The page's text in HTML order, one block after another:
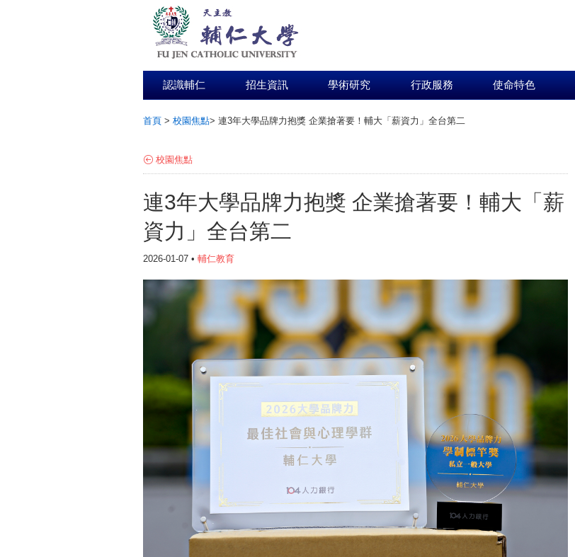
認識輔仁 招生資訊 學術研究 行政服務 使命特色
首頁 > 校園焦點> 連3年大學品牌力抱獎 企業搶著要！輔大「薪資力」全台第二
校園焦點
連3年大學品牌力抱獎 企業搶著要！輔大「薪
資力」全台第二
2026-01-07 • 輔仁教育